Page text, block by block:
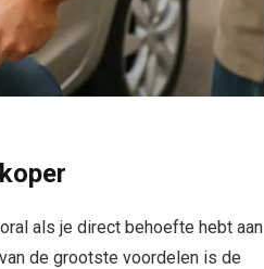
als je direct behoefte hebt aan
de grootste voordelen is de